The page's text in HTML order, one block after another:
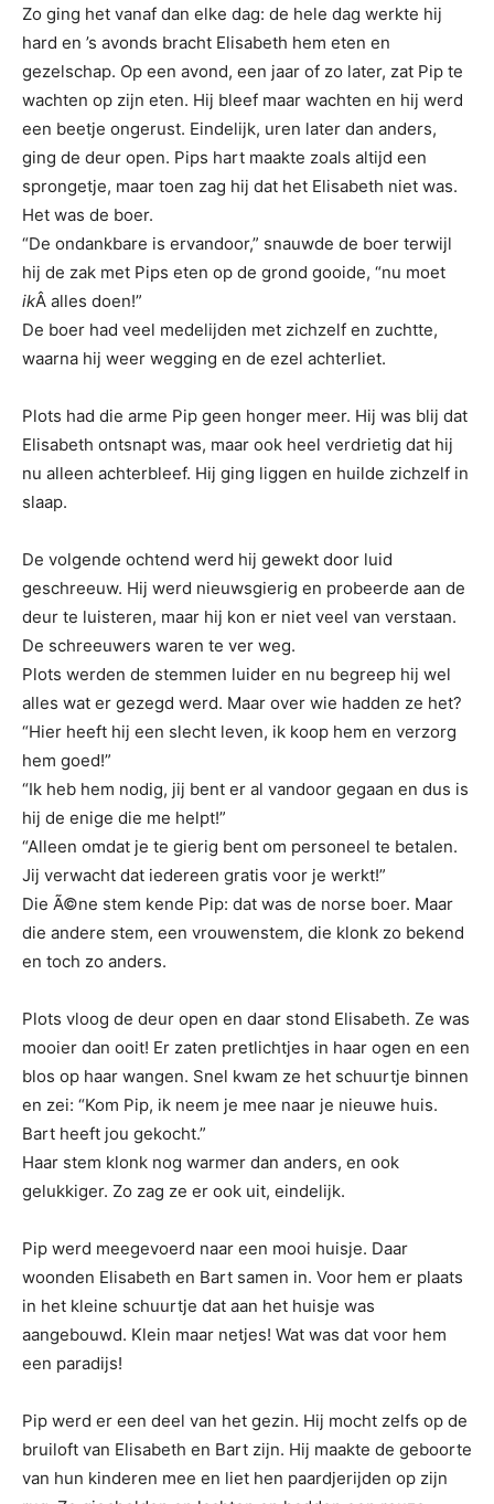
Zo ging het vanaf dan elke dag: de hele dag werkte hij
hard en ’s avonds bracht Elisabeth hem eten en
gezelschap. Op een avond, een jaar of zo later, zat Pip te
wachten op zijn eten. Hij bleef maar wachten en hij werd
een beetje ongerust. Eindelijk, uren later dan anders,
ging de deur open. Pips hart maakte zoals altijd een
sprongetje, maar toen zag hij dat het Elisabeth niet was.
Het was de boer.
“De ondankbare is ervandoor,” snauwde de boer terwijl
hij de zak met Pips eten op de grond gooide, “nu moet
ikÂ alles doen!”
De boer had veel medelijden met zichzelf en zuchtte,
waarna hij weer wegging en de ezel achterliet.
Plots had die arme Pip geen honger meer. Hij was blij dat
Elisabeth ontsnapt was, maar ook heel verdrietig dat hij
nu alleen achterbleef. Hij ging liggen en huilde zichzelf in
slaap.
De volgende ochtend werd hij gewekt door luid
geschreeuw. Hij werd nieuwsgierig en probeerde aan de
deur te luisteren, maar hij kon er niet veel van verstaan.
De schreeuwers waren te ver weg.
Plots werden de stemmen luider en nu begreep hij wel
alles wat er gezegd werd. Maar over wie hadden ze het?
“Hier heeft hij een slecht leven, ik koop hem en verzorg
hem goed!”
“Ik heb hem nodig, jij bent er al vandoor gegaan en dus is
hij de enige die me helpt!”
“Alleen omdat je te gierig bent om personeel te betalen.
Jij verwacht dat iedereen gratis voor je werkt!”
Die Ã©ne stem kende Pip: dat was de norse boer. Maar
die andere stem, een vrouwenstem, die klonk zo bekend
en toch zo anders.
Plots vloog de deur open en daar stond Elisabeth. Ze was
mooier dan ooit! Er zaten pretlichtjes in haar ogen en een
blos op haar wangen. Snel kwam ze het schuurtje binnen
en zei: “Kom Pip, ik neem je mee naar je nieuwe huis.
Bart heeft jou gekocht.”
Haar stem klonk nog warmer dan anders, en ook
gelukkiger. Zo zag ze er ook uit, eindelijk.
Pip werd meegevoerd naar een mooi huisje. Daar
woonden Elisabeth en Bart samen in. Voor hem er plaats
in het kleine schuurtje dat aan het huisje was
aangebouwd. Klein maar netjes! Wat was dat voor hem
een paradijs!
Pip werd er een deel van het gezin. Hij mocht zelfs op de
bruiloft van Elisabeth en Bart zijn. Hij maakte de geboorte
van hun kinderen mee en liet hen paardjerijden op zijn